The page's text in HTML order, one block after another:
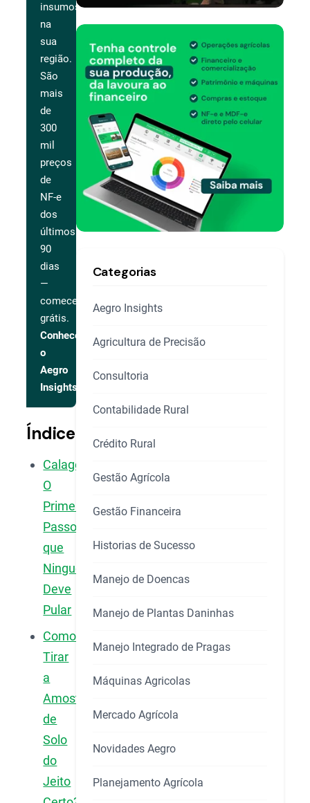
insumos
na
sua
região.
São
mais
de
300
mil
preços
de
NF-e
dos
últimos
90
dias
—
comece
grátis.
Conhecer
o
Aegro
Insights
Índice
Calagem:
O
Primeiro
Passo
que
Ninguém
Deve
Pular
Como
Tirar
a
Amostra
de
Solo
do
Jeito
Categorias
Aegro Insights
Agricultura de Precisão
Consultoria
Contabilidade Rural
Crédito Rural
Gestão Agrícola
Gestão Financeira
Historias de Sucesso
Manejo de Doencas
Manejo de Plantas Daninhas
Manejo Integrado de Pragas
Máquinas Agricolas
Mercado Agrícola
Novidades Aegro
Planejamento Agrícola